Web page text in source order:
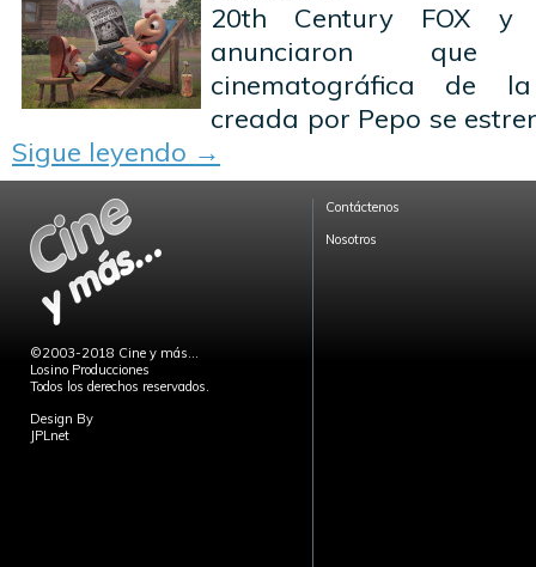
20th Century FOX y
anunciaron que
cinematográfica de
creada por Pepo se
Sigue leyendo →
©2003-2018 Cine y más...
Losino Producciones
Todos los derechos reservados.
Design By
JPLnet
Contáctenos
Nosotros